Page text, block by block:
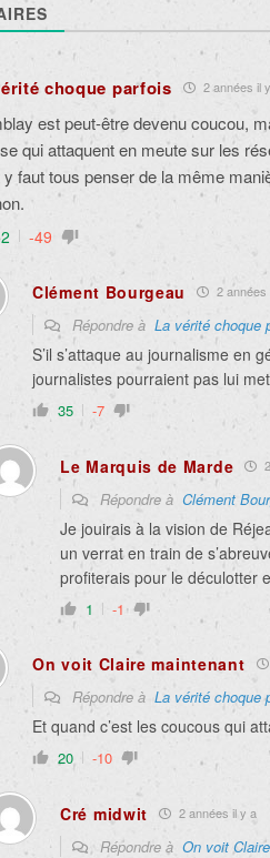
choque parfois 2 années il
est peut-être devenu coucou,
qui attaquent en meute sur les
y faut tous penser de la même
-49
Clément Bourgeau 2 années
Répondre à La vérité choque
S’il s’attaque au journalisme en
journalistes pourraient pas lui
35 -7
Le Marquis de Marde
Répondre à Clément
Je jouirais à la vision de
un verrat en train de
profiterais pour le déculotter
1 -1
On voit Claire maintenant
Répondre à La vérité choque
Et quand c’est les coucous qui
20 -10
Cré midwit 2 années il y a
Répondre à On voit